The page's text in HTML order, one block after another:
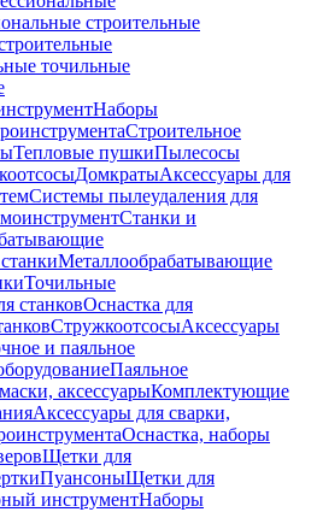
строительные
точильные
Наборы
Строительное
Тепловые пушкиПылесосы
ДомкратыАксессуары для
Системы пылеудаления для
Станки и
Металлообрабатывающие
Точильные
станковОснастка для
СтружкоотсосыАксессуары
и паяльное
Паяльное
аксессуарыКомплектующие
Аксессуары для сварки,
Оснастка, наборы
Щетки для
ПуансоныЩетки для
инструментНаборы